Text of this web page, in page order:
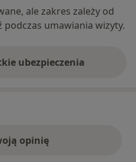
ale zakres zależy od
podczas umawiania wizyty.
ubezpieczenia
opinię